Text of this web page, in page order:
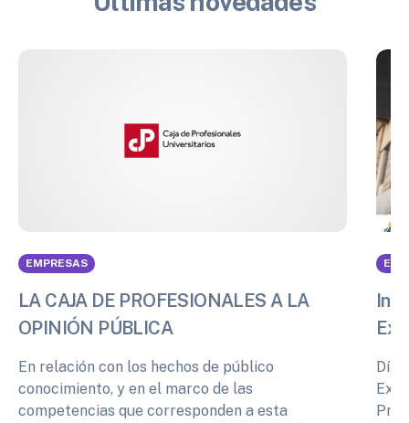
EMPRESAS
LA CAJA DE PROFESIONALES A LA
OPINIÓN PÚBLICA
En relación con los hechos de público
conocimiento, y en el marco de las
competencias que corresponden a esta